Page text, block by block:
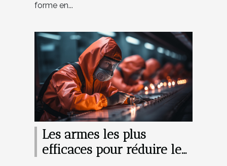
forme en...
Les armes les plus
efficaces pour réduire le